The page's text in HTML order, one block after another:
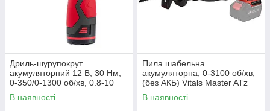
Дриль-шурупокрут
акумуляторний 12 В, 30 Нм,
0-350/0-1300 об/хв, 0.8-10
мм, 1.5 Аг INTERTOOL DT-
0310
В наявності
Пила шабельна
акумуляторна, 0-3100 об/хв,
(без АКБ) Vitals Master ATz
1828 SmartLine+ 184449
В наявності